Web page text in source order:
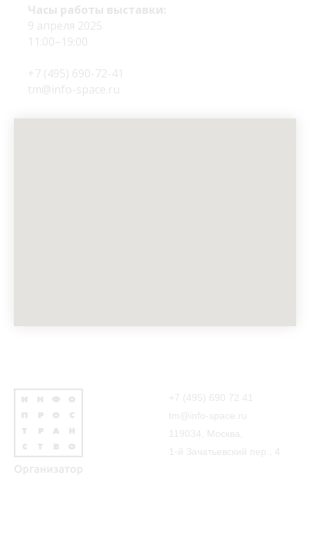
Часы работы выставки:
9 апреля 2025
11:00–19:00
+7 (495) 690-72-41
tm@info-space.ru
+7 (495) 690 72 41
tm@info-space.ru
119034, Москва,
1-й Зачатьевский пер., 4